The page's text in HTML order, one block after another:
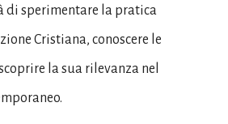
di sperimentare la pratica
Cristiana, conoscere le
la sua rilevanza nel